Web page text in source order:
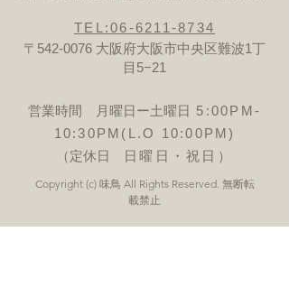
TEL:06-6211-8734
〒542-0076 大阪府大阪市中央区難波1丁
目5−21
営業時間 月曜日ー土曜日 5:00PM-
10:30PM(L.O 10:00PM)
（定休日
日曜日・祝日）
Copyright (c) 味鳥 All Rights Reserved. 無断転
載禁止